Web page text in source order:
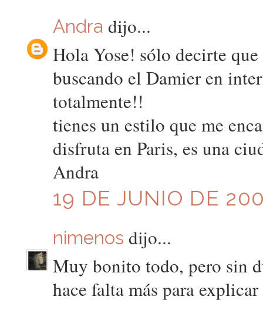
Andra dijo...
Hola Yose! sólo decirte
buscando el Damier en
totalmente!!
tienes un estilo que me
disfruta en Paris, es una
Andra
19 DE JUNIO DE
nimenos dijo...
Muy bonito todo, pero sin
hace falta más para